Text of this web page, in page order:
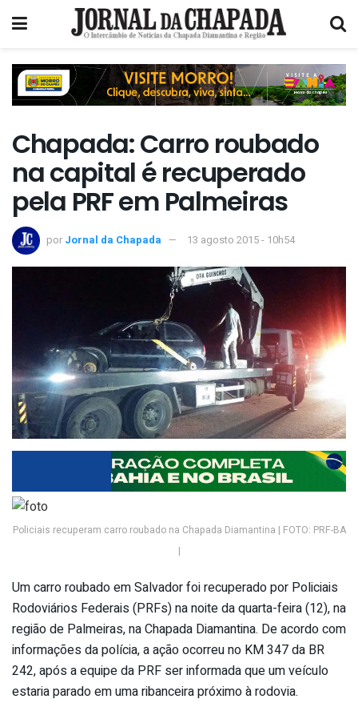
Chapada: Carro roubado
na capital é recuperado
pela PRF em Palmeiras
por Jornal da Chapada 13 agosto 2015 - 10h54
Policiais recuperam carro roubado na Chapada Diamantina | FOTO: PRF-BA
|
Um carro roubado em Salvador foi recuperado por Policiais
Rodoviários Federais (PRFs) na noite da quarta-feira (12), na
região de Palmeiras, na Chapada Diamantina. De acordo com
informações da polícia, a ação ocorreu no KM 347 da BR
242, após a equipe da PRF ser informada que um veículo
estaria parado em uma ribanceira próximo à rodovia.